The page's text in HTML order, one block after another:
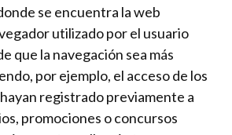
se encuentra la web
utilizado por el usuario
que la navegación sea más
por ejemplo, el acceso de los
registrado previamente a
promociones o concursos